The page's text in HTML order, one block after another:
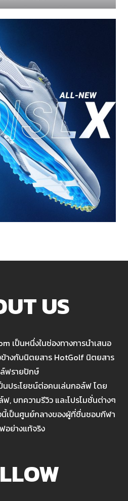
US
เป็นหนึ่งในช่องทางการนำเสนอ
ข้างกับนิตยสาร HotGolf นิตยสาร
ฟรายปักษ์
นประโยชน์ต่อคนเล่นกอล์ฟ โดย
, บทความรีวิว และโปรโมชั่นต่างๆ
นี้เป็นศูนย์กลางของผู้ที่ชื่นชอบกีฬา
อย่างแท้จริง